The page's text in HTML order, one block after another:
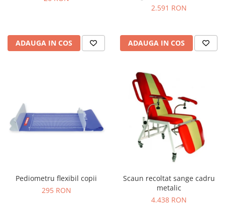
ADAUGA IN COS
reductor de presiune,
2.591 RON
ADAUGA IN COS
Pediometru flexibil copii
295 RON
Scaun recoltat sange cadru
metalic
4.438 RON